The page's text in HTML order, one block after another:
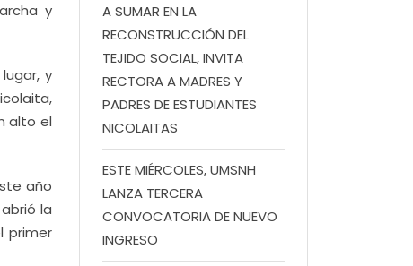
y
y
alto el
año
la
primer
A SUMAR EN LA
RECONSTRUCCIÓN DEL
TEJIDO SOCIAL, INVITA
RECTORA A MADRES Y
PADRES DE ESTUDIANTES
NICOLAITAS
ESTE MIÉRCOLES, UMSNH
LANZA TERCERA
CONVOCATORIA DE NUEVO
INGRESO